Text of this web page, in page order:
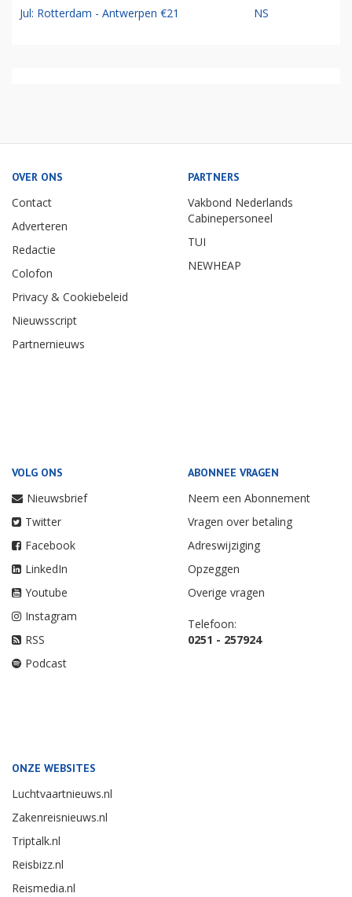
Jul: Rotterdam - Antwerpen €21 NS
OVER ONS
Contact
Adverteren
Redactie
Colofon
Privacy & Cookiebeleid
Nieuwsscript
Partnernieuws
PARTNERS
Vakbond Nederlands
Cabinepersoneel
TUI
NEWHEAP
VOLG ONS
Nieuwsbrief
Twitter
Facebook
LinkedIn
Youtube
Instagram
RSS
Podcast
ABONNEE VRAGEN
Neem een Abonnement
Vragen over betaling
Adreswijziging
Opzeggen
Overige vragen
Telefoon:
0251 - 257924
ONZE WEBSITES
Luchtvaartnieuws.nl
Zakenreisnieuws.nl
Triptalk.nl
Reisbizz.nl
Reismedia.nl